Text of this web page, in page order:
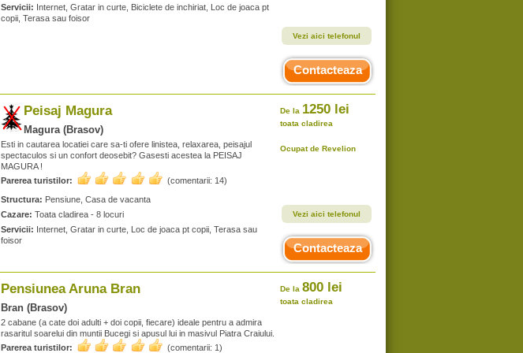
Servicii: Internet, Gratar in curte, Biciclete de inchiriat, Loc de joaca pt
copii, Terasa sau foisor
Vezi aici telefonul
Contacteaza
Peisaj Magura
Magura (Brasov)
Esti in cautarea locatiei care sa-ti ofere linistea, relaxarea, peisajul
spectaculos si un confort deosebit? Gasesti acestea la PEISAJ
MAGURA !
Parerea turistilor:
(comentarii: 14)
Structura: Pensiune, Casa de vacanta
Cazare: Toata cladirea - 8 locuri
Servicii: Internet, Gratar in curte, Loc de joaca pt copii, Terasa sau
foisor
De la 1250 lei
toata cladirea
Ocupat de Revelion
Vezi aici telefonul
Contacteaza
Pensiunea Aruna Bran
Bran (Brasov)
2 cabane (a cate doi adulti + doi copii, fiecare) ideale pentru a admira
rasaritul soarelui din muntii Bucegi si apusul lui in masivul Piatra Craiului.
Parerea turistilor:
(comentarii: 1)
De la 800 lei
toata cladirea